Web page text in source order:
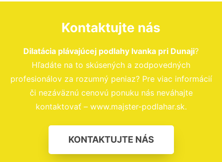
Kontaktujte nás
Dilatácia plávajúcej podlahy Ivanka pri Dunaji?
Hľadáte na to skúsených a zodpovedných
profesionálov za rozumný peniaz? Pre viac informácií
či nezáväznú cenovú ponuku nás neváhajte
kontaktovať – www.majster-podlahar.sk.
KONTAKTUJTE NÁS